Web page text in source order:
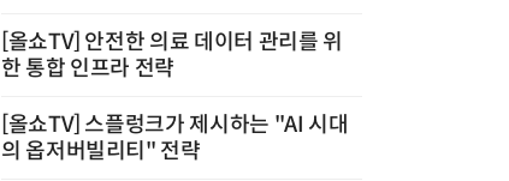
[올쇼TV] 안전한 의료 데이터 관리를 위
한 통합 인프라 전략
[올쇼TV] 스플렁크가 제시하는 "AI 시대
의 옵저버빌리티" 전략